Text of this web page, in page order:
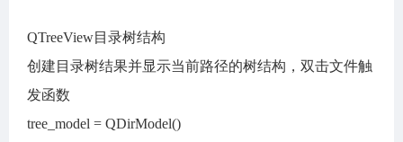
QTreeView目录树结构
创建目录树结果并显示当前路径的树结构，双击文件触
发函数
tree_model = QDirModel()